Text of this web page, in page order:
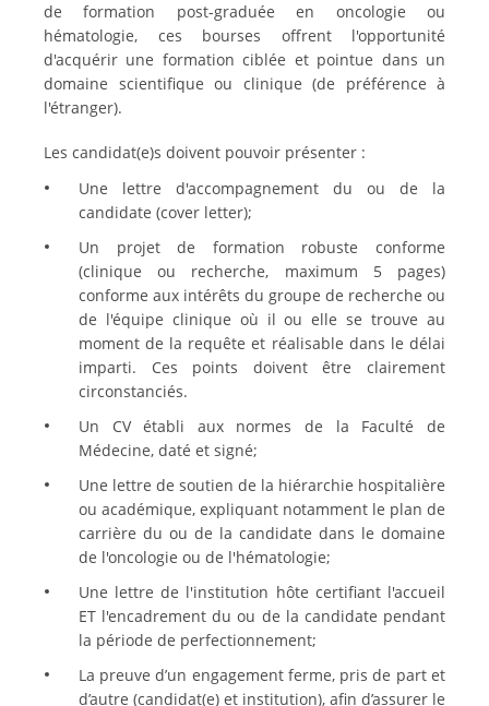
de formation post-graduée en oncologie ou
hématologie, ces bourses offrent l'opportunité
d'acquérir une formation ciblée et pointue dans un
domaine scientifique ou clinique (de préférence à
l'étranger).
Les candidat(e)s doivent pouvoir présenter :
Une lettre d'accompagnement du ou de la
candidate (cover letter);
Un projet de formation robuste conforme
(clinique ou recherche, maximum 5 pages)
conforme aux intérêts du groupe de recherche ou
de l'équipe clinique où il ou elle se trouve au
moment de la requête et réalisable dans le délai
imparti. Ces points doivent être clairement
circonstanciés.
Un CV établi aux normes de la Faculté de
Médecine, daté et signé;
Une lettre de soutien de la hiérarchie hospitalière
ou académique, expliquant notamment le plan de
carrière du ou de la candidate dans le domaine
de l'oncologie ou de l'hématologie;
Une lettre de l'institution hôte certifiant l'accueil
ET l'encadrement du ou de la candidate pendant
la période de perfectionnement;
La preuve d’un engagement ferme, pris de part et
d’autre (candidat(e) et institution), afin d’assurer le